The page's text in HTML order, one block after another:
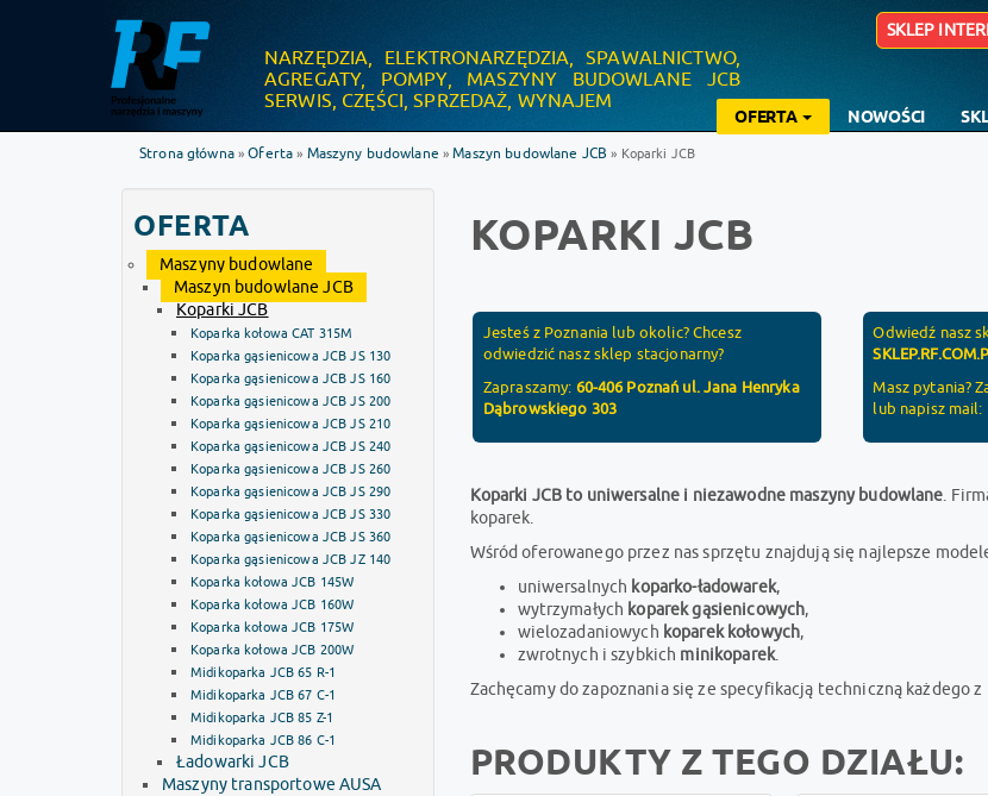
NARZĘDZIA, ELEKTRONARZĘDZIA, SPAWALNICTWO,
AGREGATY, POMPY, MASZYNY BUDOWLANE JCB
SERWIS, CZĘŚCI, SPRZEDAŻ, WYNAJEM
.
OFERTA NOWOŚCI
SKLEP
Strona główna»Oferta » Maszyny budowlane »Maszyn budowlane JCB » Koparki JCB
OFERTA
Maszyny budowlane
Maszyn budowlane JCB
Koparki JCB
Koparka kołowa CAT 315M
Koparka gąsienicowa JCB JS 130
Koparka gąsienicowa JCB JS 160
Koparka gąsienicowa JCB JS 200
Koparka gąsienicowa JCB JS 210
Koparka gąsienicowa JCB JS 240
Koparka gąsienicowa JCB JS 260
Koparka gąsienicowa JCB JS 290
Koparka gąsienicowa JCB JS 330
Koparka gąsienicowa JCB JS 360
Koparka gąsienicowa JCB JZ 140
Koparka kołowa JCB 145W
Koparka kołowa JCB 160W
Koparka kołowa JCB 175W
Koparka kołowa JCB 200W
Midikoparka JCB 65 R-1
Midikoparka JCB 67 C-1
Midikoparka JCB 85 Z-1
Midikoparka JCB 86 C-1
Ładowarki JCB
Maszyny transportowe AUSA
KOPARKI JCB
Jesteś z Poznania lub okolic? Chcesz
odwiedzić nasz sklep stacjonarny?
Zapraszamy: 60-406 Poznań ul. Jana Henryka
Dąbrowskiego 303
Odwiedź nasz
Masz pytania?
lub napisz mail:
Koparki JCB to uniwersalne i niezawodne maszyny budowlane.
koparek.
Wśród oferowanego przez nas sprzętu znajdują się najlepsze
uniwersalnych koparko-ładowarek,
wytrzymałych koparek gąsienicowych,
wielozadaniowych koparek kołowych,
zwrotnych i szybkich minikoparek.
Zachęcamy do zapoznania się ze specyfikacją techniczną każdego z
PRODUKTY Z TEGO DZIAŁU: